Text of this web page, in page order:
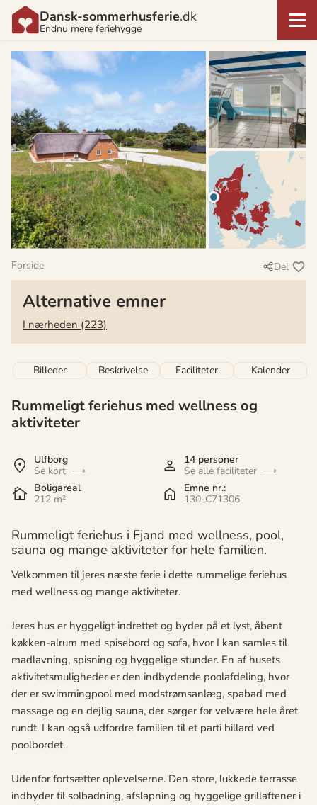
Dansk-sommerhusferie.dk
Endnu mere feriehygge
Forside Del
Alternative emner
I nærheden (223)
Billeder Beskrivelse Faciliteter Kalender
Rummeligt feriehus med wellness og
aktiviteter
Ulfborg
Se kort
14 personer
Se alle faciliteter
Boligareal
212 m²
Emne nr.:
130-C71306
Rummeligt feriehus i Fjand med wellness, pool,
sauna og mange aktiviteter for hele familien.
Velkommen til jeres næste ferie i dette rummelige feriehus
med wellness og mange aktiviteter.
Jeres hus er hyggeligt indrettet og byder på et lyst, åbent
køkken-alrum med spisebord og sofa, hvor I kan samles til
madlavning, spisning og hyggelige stunder. En af husets
aktivitetsmuligheder er den indbydende poolafdeling, hvor
der er swimmingpool med modstrømsanlæg, spabad med
massage og en dejlig sauna, der sørger for velvære hele året
rundt. I kan også udfordre familien til et parti billard ved
poolbordet.
Udenfor fortsætter oplevelserne. Den store, lukkede terrasse
indbyder til solbadning, afslapning og hyggelige grillaftener i